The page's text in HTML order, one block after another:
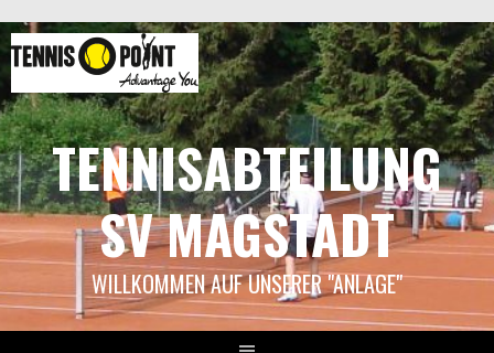
zum
Inhalt
TENNISABTEILUNG
SV MAGSTADT
WILLKOMMEN AUF UNSERER "ANLAGE"